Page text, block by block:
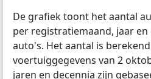
De grafiek toont het aantal
per registratiemaand, jaar
auto's. Het aantal is
voertuiggegevens van 2
jaren en decennia zijn